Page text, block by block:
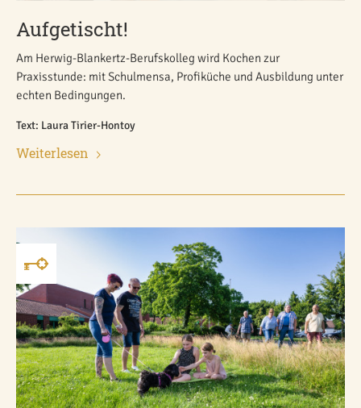
Aufgetischt!
Am Herwig-Blankertz-Berufskolleg wird Kochen zur
Praxisstunde: mit Schulmensa, Profiküche und Ausbildung unter
echten Bedingungen.
Text: Laura Tirier-Hontoy
Weiterlesen